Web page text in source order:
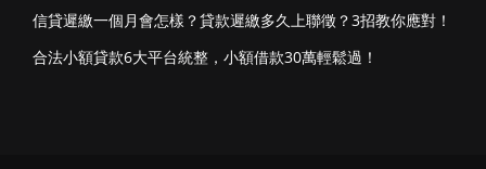
信貸遲繳一個月會怎樣？貸款遲繳多久上聯徵？3招教你應對！
合法小額貸款6大平台統整，小額借款30萬輕鬆過！